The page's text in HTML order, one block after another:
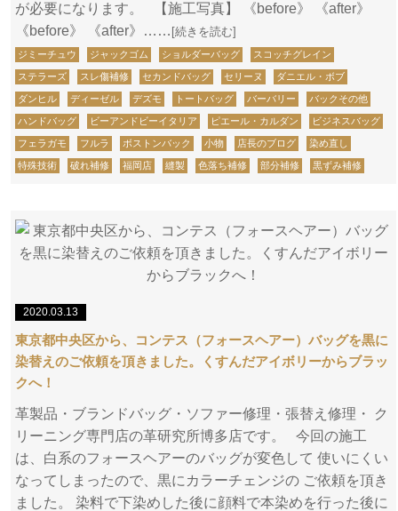
が必要になります。 【施工写真】 《before》 《after》
《before》 《after》…… [続きを読む]
ジミーチュウ ジャックゴム ショルダーバッグ スコッチグレイン
ステラーズ スレ傷補修 セカンドバッグ セリーヌ ダニエル・ボブ
ダンヒル ディーゼル デズモ トートバッグ バーバリー バックその他
ハンドバッグ ビーアンドビーイタリア ピエール・カルダン ビジネスバッグ
フェラガモ フルラ ボストンバック 小物 店長のブログ 染め直し
特殊技術 破れ補修 福岡店 縫製 色落ち補修 部分補修 黒ずみ補修
2020.03.13
東京都中央区から、コンテス（フォースヘアー）バッグを黒に
染替えのご依頼を頂きました。くすんだアイボリーからブラッ
クへ！
革製品・ブランドバッグ・ソファー修理・張替え修理・ ク
リーニング専門店の革研究所博多店です。 今回の施工
は、白系のフォースヘアーのバッグが変色して 使いにくい
なってしまったので、黒にカラーチェンジの ご依頼を頂き
ました。 染料で下染めした後に顔料で本染めを行った後に